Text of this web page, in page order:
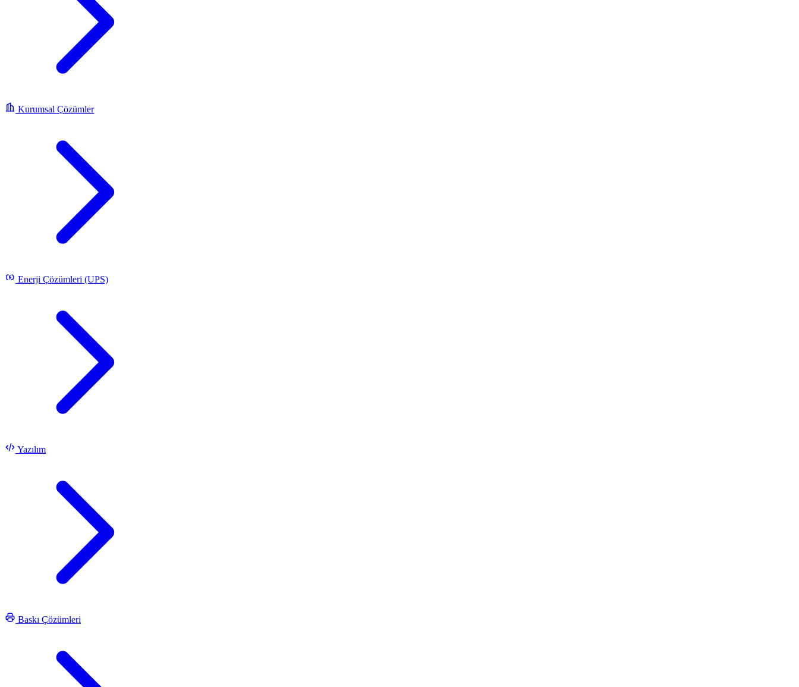
Kurumsal Çözümler
Enerji Çözümleri (UPS)
Yazılım
Baskı Çözümleri